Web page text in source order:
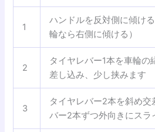
1
ハンドルを反対側に傾け
輪なら右側に傾ける）
2
タイヤレバー1本を車輪の
差し込み、少し挟みます
3
タイヤレバー2本を斜め交
バー2本ずつ外向きにスラ